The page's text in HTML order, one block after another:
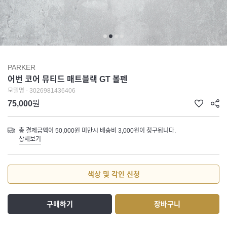
PARKER
어번 코어 뮤티드 매트블랙 GT 볼펜
모델명 - 3026981436406
75,000원
총 결제금액이 50,000원 미만시 배송비 3,000원이 청구됩니다.
상세보기
색상 및 각인 신청
구매하기 장바구니